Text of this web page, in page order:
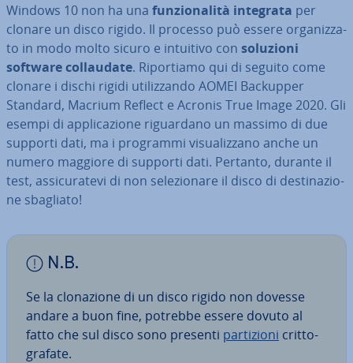
Windows 10 non ha una fun­zio­na­li­tà integrata per
clonare un disco rigido. Il processo può essere or­ga­niz­za­
to in modo molto sicuro e intuitivo con soluzioni
software col­lau­da­te. Ri­por­tia­mo qui di seguito come
clonare i dischi rigidi uti­liz­zan­do AOMEI Backupper
Standard, Macrium Reflect e Acronis True Image 2020. Gli
esempi di ap­pli­ca­zio­ne ri­guar­da­no un massimo di due
supporti dati, ma i programmi vi­sua­liz­za­no anche un
numero maggiore di supporti dati. Pertanto, durante il
test, as­si­cu­ra­te­vi di non se­le­zio­na­re il disco di de­sti­na­zio­
ne sbagliato!
N.B.
Se la clo­na­zio­ne di un disco rigido non dovesse
andare a buon fine, potrebbe essere dovuto al
fatto che sul disco sono presenti par­ti­zio­ni crit­to­
gra­fa­te.